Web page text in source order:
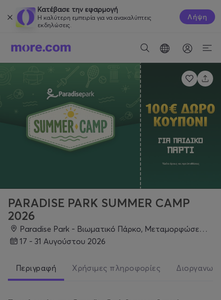
Κατέβασε την εφαρμογή
Η καλύτερη εμπειρία για να ανακαλύπτεις
εκδηλώσεις.
Λήψη
PARADISE PARK SUMMER CAMP
2026
Paradise Park - Βιωματικό Πάρκο, Μεταμορφώσεως 100, Αχαρνές
17 - 31 Αυγούστου 2026
Περιγραφή Χρήσιμες πληροφορίες